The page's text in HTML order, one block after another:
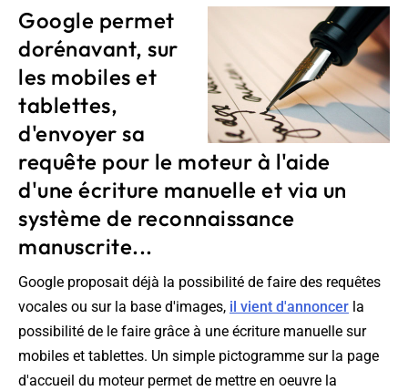
Google permet
dorénavant, sur
les mobiles et
tablettes,
d'envoyer sa
requête pour le moteur à l'aide
d'une écriture manuelle et via un
système de reconnaissance
manuscrite...
Google proposait déjà la possibilité de faire des requêtes
vocales ou sur la base d'images, il vient d'annoncer la
possibilité de le faire grâce à une écriture manuelle sur
mobiles et tablettes. Un simple pictogramme sur la page
d'accueil du moteur permet de mettre en oeuvre la